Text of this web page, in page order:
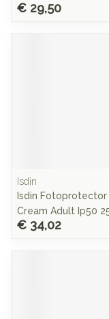
€ 29,50
Isdin
Isdin Fotoprotector
Cream Adult Ip50
€ 34,02